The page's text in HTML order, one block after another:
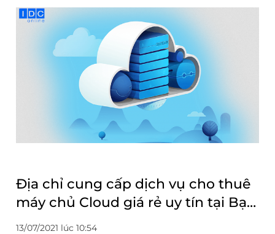
Địa chỉ cung cấp dịch vụ cho thuê
máy chủ Cloud giá rẻ uy tín tại Bạc
Liêu
13/07/2021 lúc 10:54